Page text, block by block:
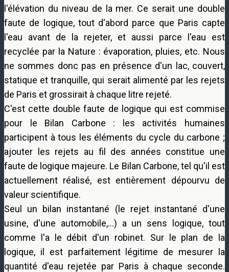
l'élévation du niveau de la mer. Ce serait une double
faute de logique, tout d'abord parce que Paris capte
l'eau avant de la rejeter, et aussi parce l'eau est
recyclée par la Nature : évaporation, pluies, etc. Nous
ne sommes donc pas en présence d'un lac, couvert,
statique et tranquille, qui serait alimenté par les rejets
de Paris et grossirait à chaque litre rejeté.
C'est cette double faute de logique qui est commise
pour le Bilan Carbone : les activités humaines
participent à tous les éléments du cycle du carbone ;
ajouter les rejets au fil des années constitue une
faute de logique majeure. Le Bilan Carbone, tel qu'il est
actuellement réalisé, est entièrement dépourvu de
valeur scientifique.
Seul un bilan instantané (le rejet instantané d'une
usine, d'une automobile,…) a un sens logique, tout
comme l'a le débit d'un robinet. Sur le plan de la
logique, il est parfaitement légitime de mesurer la
quantité d'eau rejetée par Paris à chaque seconde.